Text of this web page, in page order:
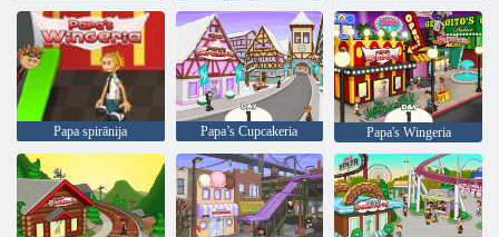
Papa spirānija Papa’s Cupcakeria Papa's Wingeria